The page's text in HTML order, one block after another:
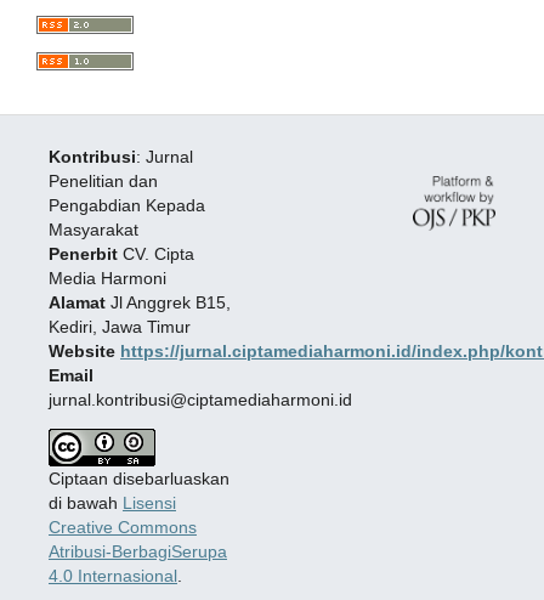
Kontribusi: Jurnal
Penelitian dan
Pengabdian Kepada
Masyarakat
PenerbitCV. Cipta
Media Harmoni
AlamatJl Anggrek B15,
Kediri, Jawa Timur
Website https://jurnal.ciptamediaharmoni.id/index.php/
Email
jurnal.kontribusi@ciptamediaharmoni.id
Ciptaan disebarluaskan
di bawah Lisensi
Creative Commons
Atribusi-BerbagiSerupa
4.0 Internasional.